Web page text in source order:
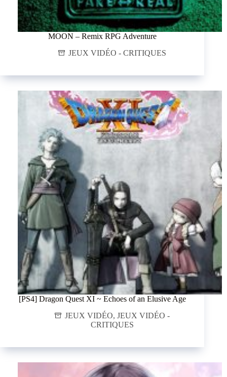
MOON – Remix RPG Adventure
JEUX VIDÉO - CRITIQUES
[PS4] Dragon Quest XI ~ Echoes of an Elusive Age
JEUX VIDÉO,JEUX VIDÉO -
CRITIQUES